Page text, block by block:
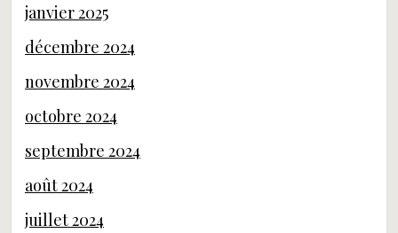
janvier 2025
décembre 2024
novembre 2024
octobre 2024
septembre 2024
août 2024
juillet 2024